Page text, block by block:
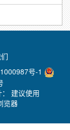
号-1
建议使用
览器